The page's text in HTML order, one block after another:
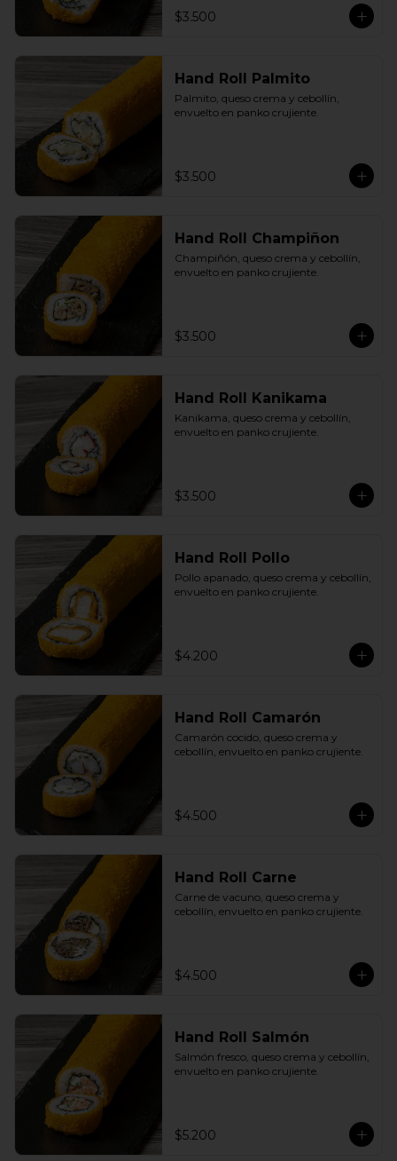
$3.500
Hand Roll Palmito
Palmito, queso crema y cebollín,
envuelto en panko crujiente.
$3.500
Hand Roll Champiñon
Champiñón, queso crema y cebollín,
envuelto en panko crujiente.
$3.500
Hand Roll Kanikama
Kanikama, queso crema y cebollín,
envuelto en panko crujiente.
$3.500
Hand Roll Pollo
Pollo apanado, queso crema y cebollín,
envuelto en panko crujiente.
$4.200
Hand Roll Camarón
Camarón cocido, queso crema y
cebollín, envuelto en panko crujiente.
$4.500
Hand Roll Carne
Carne de vacuno, queso crema y
cebollín, envuelto en panko crujiente.
$4.500
Hand Roll Salmón
Salmón fresco, queso crema y cebollín,
envuelto en panko crujiente.
$5.200